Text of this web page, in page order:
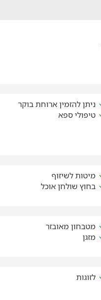
ניתן להזמין ארוחת בוקר
טיפולי ספא
מיטות לשיזוף
בחוץ שולחן אוכל
מטבחון מאובזר
מזגן
לזוגות